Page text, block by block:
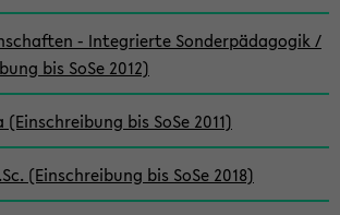
- Integrierte Sonderpädagogik /
bis SoSe 2012)
bis SoSe 2011)
(Einschreibung bis SoSe 2018)